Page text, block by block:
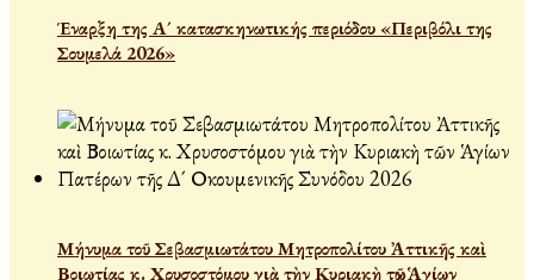
Έναρξη της Α´ κατασκηνωτικής περιόδου «Περιβόλι της
Σουμελά 2026»
Μήνυμα τοῦ Σεβασμιωτάτου Μητροπολίτου Ἀττικῆς καὶ
Βοιωτίας κ. Χρυσοστόμου γιὰ τὴν Κυριακὴ τῶν Ἁγίων